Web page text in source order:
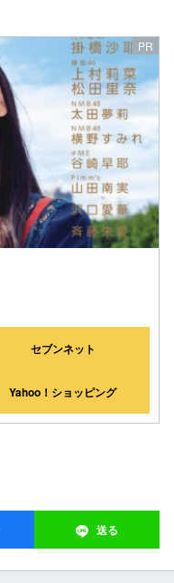
セブンネット
Yahoo！ショッピング
送る